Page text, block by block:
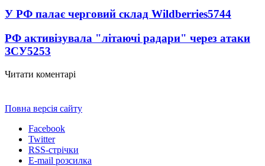
У РФ палає черговий склад Wildberries5744
РФ активізувала "літаючі радари" через атаки
ЗСУ5253
Читати коментарі
Повна версія сайту
Facebook
Twitter
RSS-стрічки
E-mail розсилка